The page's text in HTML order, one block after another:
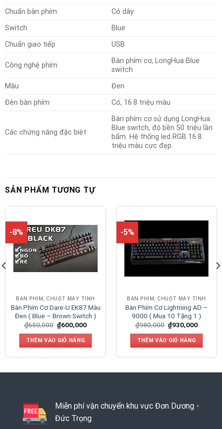
Chuẩn bàn phím
Có dây
Switch
Blue
Chuẩn giao tiếp
USB
Công nghệ phím
Bàn phím cơ, LongHua Blue
switch
Màu
Đen
Đèn bàn phím
Có, 16.8 triệu màu
Các chứng năng đặc biệt
Bàn phím cơ sử dụng LongHua
Blue switch, độ bền 50 triệu lần
bấm. Hệ thống led RGB 16.8
triệu màu cực đẹp.
SẢN PHẨM TƯƠNG TỰ
-8%
BÀN PHÍM, CHUỘT MÁY TÍNH
Bàn Phím Cơ Dare-U EK87 Màu
Đen ( Blue – Brown Switch )
₫650,000 ₫600,000
THÊM VÀO GIỎ HÀNG
-5%
BÀN PHÍM, CHUỘT MÁY TÍNH
Bàn Phím Cơ Lightning AD –
9000 ( Mua 10 Tặng 1 )
₫980,000 ₫930,000
THÊM VÀO GIỎ HÀNG
Miễn phí vận chuyển khu vực Đơn Dương -
Đức Trọng